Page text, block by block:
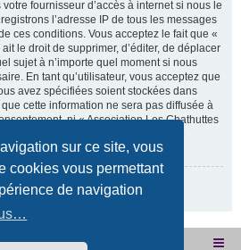
sur ce site, vous
cookies vous permettant
de navigation
fournisseur d’accès à internet si nous le
l’adresse IP de tous les messages
ces conditions. Vous acceptez le fait que «
le droit de supprimer, d’éditer, de déplacer
sujet à n’importe quel moment si nous
En tant qu’utilisateur, vous acceptez que
avez spécifiées soient stockées dans
cette information ne sera pas diffusée à
ni « Association Les Chathuttes
vos données.
Accueil du forum